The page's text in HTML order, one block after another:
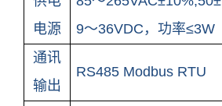
电源
9～36VDC ，功率≤3W
通讯
输出
RS485 Modbus RTU